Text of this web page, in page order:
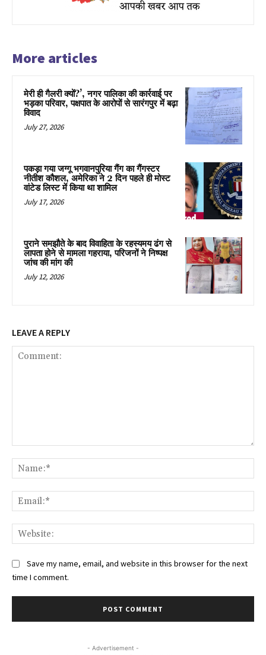
More articles
मेरी ही गैलरी क्यों?’, नगर पालिका की कार्रवाई पर
भड़का परिवार, पक्षपात के आरोपों से सारंगपुर में बढ़ा
विवाद
July 27, 2026
पकड़ा गया जग्गू भगवानपुरिया गैंग का गैंगस्टर
नीतीश कौशल, अमेरिका ने 2 दिन पहले ही मोस्ट
वांटेड लिस्ट में किया था शामिल
July 17, 2026
पुराने समझौते के बाद विवाहिता के रहस्यमय ढंग से
लापता होने से मामला गहराया, परिजनों ने निष्पक्ष
जांच की मांग की
July 12, 2026
LEAVE A REPLY
Save my name, email, and website in this browser for the next
time I comment.
- Advertisement -